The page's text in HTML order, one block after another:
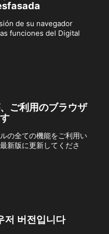
de su navegador
funciones del Digital
ご利用のブラウザ
の全ての機能をご利用い
新版に更新してくださ
저 버전입니다